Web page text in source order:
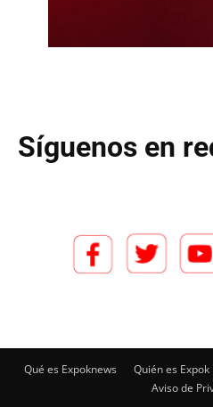
Síguenos en
Qué es Expoknews Quién es Expok
Aviso de